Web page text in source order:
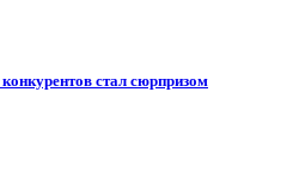
стал сюрпризом